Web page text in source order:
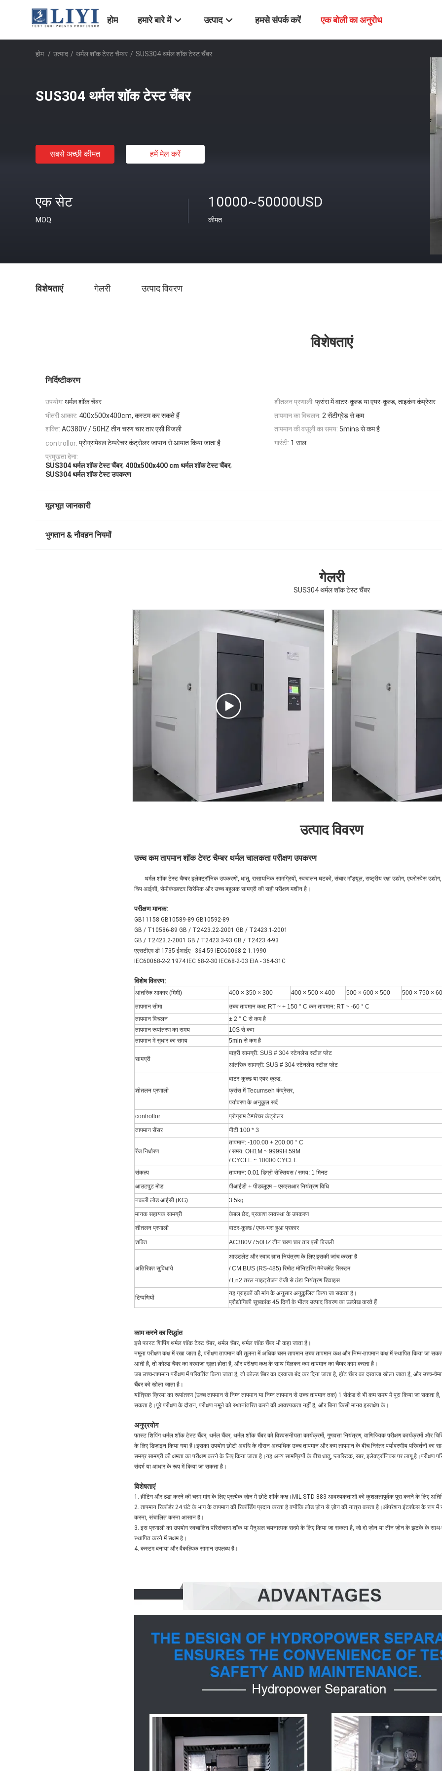
होम हमारे बारे में उत्पाद हमसे संपर्क करें एक बोली का अनुरोध
होम / उत्पाद / थर्मल शॉक टेस्ट चैम्बर / SUS304 थर्मल शॉक टेस्ट चैंबर
SUS304 थर्मल शॉक टेस्ट चैंबर
सबसे अच्छी कीमत हमें मेल करें
एक सेट
MOQ
10000~50000USD
कीमत
विशेषताएं गेलरी उत्पाद विवरण
विशेषताएं
निर्दिष्टीकरण
उपयोग: थर्मल शॉक चेंबर शीतलन प्रणाली: फ्रांस में वाटर-कूल्ड या एयर-कूल्ड, ताइकंग कंप्रेसर
भीतरी आकार: 400x500x400cm, कस्टम कर सकते हैं तापमान का विचलन: 2 सेंटीग्रेड से कम
शक्ति: AC380V / 50HZ तीन चरण चार तार एसी बिजली तापमान की वसूली का समय: 5mins से कम है
controllor: प्रोग्रामेबल टेम्परेचर कंट्रोलर जापान से आयात किया जाता है गारंटी: 1 साल
प्रमुखता देना:
SUS304 थर्मल शॉक टेस्ट चैंबर, 400x500x400 cm थर्मल शॉक टेस्ट चैंबर,
SUS304 थर्मल शॉक टेस्ट उपकरण
मूलभूत जानकारी
भुगतान & नौवहन नियमों
गेलरी
SUS304 थर्मल शॉक टेस्ट चैंबर
उत्पाद विवरण
उच्च कम तापमान शॉक टेस्ट चैम्बर थर्मल चालकता परीक्षण उपकरण
थर्मल शॉक टेस्ट चैम्बर इलेक्ट्रॉनिक उपकरणों, धातु, रासायनिक सामग्रियों, स्वचालन घटकों, संचार मॉड्यूल, राष्ट्रीय रक्षा उद्योग, एयरोस्पेस
चिप आईसी, सेमीकंडक्टर सिरेमिक और उच्च बहुलक सामग्री की सही परीक्षण मशीन है।
परीक्षण मानक:
GB11158 GB10589-89 GB10592-89
GB / T10586-89 GB / T2423.22-2001 GB / T2423.1-2001
GB / T2423.2-2001 GB / T2423.3-93 GB / T2423.4-93
एएसटीएम डी 1735 ईआईए - 364-59 IEC60068-2-1.1990
IEC60068-2-2.1974 IEC 68-2-30 IEC68-2-03 EIA - 364-31C
विशेष विवरण:
आंतरिक आकार (मिमी) 400 × 350 × 300 400 × 500 × 400 500 × 600 × 500
500 × 750 ×
तापमान सीमा
उच्च तापमान कक्ष: RT ~ + 150 ° C कम तापमान: RT ~ -60 ° C
तापमान विचलन
± 2 ° C से कम है
तापमान रूपांतरण का समय
10S से कम
तापमान में सुधार का समय
5min से कम है
सामग्री
बाहरी सामग्री: SUS # 304 स्टेनलेस स्टील प्लेट
आंतरिक सामग्री: SUS # 304 स्टेनलेस स्टील प्लेट
शीतलन प्रणाली
वाटर-कूल्ड या एयर-कूल्ड,
फ्रांस में Tecumseh कंप्रेसर,
पर्यावरण के अनुकूल सर्द
controllor
प्रोग्राम टेम्परेचर कंट्रोलर
तापमान सेंसर
पीटी 100 * 3
रेंज निर्धारण
तापमान: -100.00 + 200.00 ° C
/ समय: OH1M ~ 9999H 59M
/ CYCLE ~ 10000 CYCLE
संकल्प
तापमान: 0.01 डिग्री सेल्सियस / समय: 1 मिनट
आउटपुट मोड
पीआईडी ​​+ पीडब्लूएम + एसएसआर नियंत्रण विधि
नकली लोड आईसी (KG)
3.5kg
मानक सहायक सामग्री
केबल छेद, प्रकाश व्यवस्था के उपकरण
शीतलन प्रणाली
वाटर-कूल्ड / एयर-भरा हुआ प्रकार
शक्ति AC380V / 50HZ तीन चरण चार तार एसी बिजली
अतिरिक्त सुविधाये
आउटलेट और स्वाद ज्ञात नियंत्रण के लिए इसकी जांच करता है
/ CM BUS (RS-485) रिमोट मॉनिटरिंग मैनेजमेंट सिस्टम
/ Ln2 तरल नाइट्रोजन तेजी से ठंडा नियंत्रण डिवाइस
टिप्पणियों
यह ग्राहकों की मांग के अनुसार अनुकूलित किया जा सकता है।
प्रौद्योगिकी सूचकांक 45 दिनों के भीतर उत्पाद विवरण का उल्लेख करते हैं
काम करने का सिद्धांत
इसे फास्ट शिपिंग थर्मल शॉक टेस्ट चैंबर, थर्मल चैंबर, थर्मल शॉक चैंबर भी कहा जाता है।
नमूना परीक्षण कक्ष में रखा जाता है, परीक्षण तापमान की तुलना में अधिक चरम तापमान उच्च तापमान कक्ष और निम्न-तापमान कक्ष में स्थापित किया जा
आती है, तो कोल्ड चैंबर का दरवाजा खुला होता है, और परीक्षण कक्ष के साथ मिलकर कम तापमान का चैम्बर काम करता है।
जब उच्च-तापमान परीक्षण में परिवर्तित किया जाता है, तो कोल्ड चेंबर का दरवाजा बंद कर दिया जाता है, हॉट चेंबर का दरवाजा खोला जाता है, और
चैंबर को खोला जाता है।
यांत्रिक क्रिया का रूपांतरण (उच्च तापमान से निम्न तापमान या निम्न तापमान से उच्च तापमान तक) 1 सेकंड से भी कम समय में पूरा किया जा सकता
सकता है।पूरे परीक्षण के दौरान, परीक्षण नमूने को स्थानांतरित करने की आवश्यकता नहीं है, और बिना किसी मानव हस्तक्षेप के।
अनुप्रयोग
फास्ट शिपिंग थर्मल शॉक टेस्ट चैंबर, थर्मल चैंबर, थर्मल शॉक चैंबर को विश्वसनीयता कार्यक्रमों, गुणवत्ता नियंत्रण, वाणिज्यिक परीक्षण कार्यक्रमों और
के लिए डिज़ाइन किया गया है।इसका उपयोग छोटी अवधि के दौरान अत्यधिक उच्च तापमान और कम तापमान के बीच निरंतर पर्यावरणीय परिवर्तनों का
समग्र सामग्री की क्षमता का परीक्षण करने के लिए किया जाता है।यह अन्य सामग्रियों के बीच धातु, प्लास्टिक, रबर, इलेक्ट्रॉनिक्स पर लागू है।परीक्षण
संदर्भ या आधार के रूप में किया जा सकता है।
विशेषताएं
1. हीटिंग और ठंडा करने की चरम मांग के लिए प्रत्येक ज़ोन में छोटे शॉर्क कक्ष।MIL-STD 883 आवश्यकताओं को कुशलतापूर्वक पूरा करने के लिए
2. तापमान रिकॉर्डर 24 घंटे के भाग के तापमान की रिकॉर्डिंग प्रदान करता है क्योंकि लोड ज़ोन से ज़ोन की यात्रा करता है।ऑपरेशन इंटरफ़ेस के रूप में
करना, संचालित करना आसान है।
3. इस प्रणाली का उपयोग स्वचालित परिसंचरण शॉक या मैनुअल चयनात्मक सदमे के लिए किया जा सकता है, जो दो ज़ोन या तीन ज़ोन के झटके के
स्थापित करने में सक्षम है।
4. कस्टम बनाया और वैकल्पिक सामान उपलब्ध है।